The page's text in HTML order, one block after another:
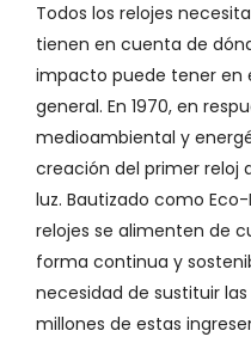
Todos los relojes
tienen en cuenta de
impacto puede tener en
general. En 1970, en
medioambiental y
creación del primer reloj
luz. Bautizado como
relojes se alimenten de
forma continua y
necesidad de sustituir
millones de estas